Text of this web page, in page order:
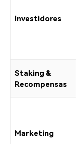
Investidores
Staking &
Recompensas
Marketing